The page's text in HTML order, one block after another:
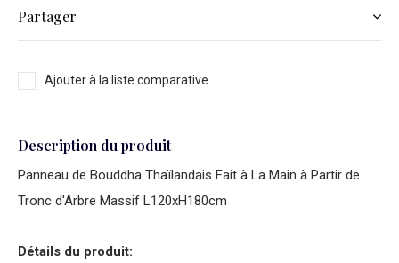
Partager
Ajouter à la liste comparative
Description du produit
Panneau de Bouddha Thaïlandais Fait à La Main à Partir de
Tronc d'Arbre Massif L120xH180cm
Détails du produit: